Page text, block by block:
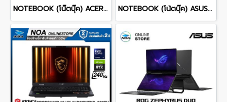
NOTEBOOK (โน๊ตบุ๊ค) ACER NITRO V 16 ANV16-I31-73Z0 16-inch WUXGA/CORE 7 240H/16GB/SSD 1TB/RTX 5060/WINDOWS 11 รับประกันซ่อมฟรีถึงบ้าน 3ปี NOTEBOOK (โน้ตบุ๊ค) ASUS TUF GAMING A16 FA607NUQ-RL010W 16" FHD+ 144Hz/RYZEN 7 170/RAM 8GB/SSD 512GB/RTX4050 รับประกันซ่อมฟรีถึงบ้าน 2ปี